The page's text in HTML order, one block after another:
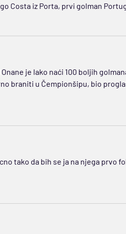
Costa iz Porta, prvi golman
je lako naći 100 boljih
braniti u Čempionšipu, bio
tako da bih se ja na njega prvo